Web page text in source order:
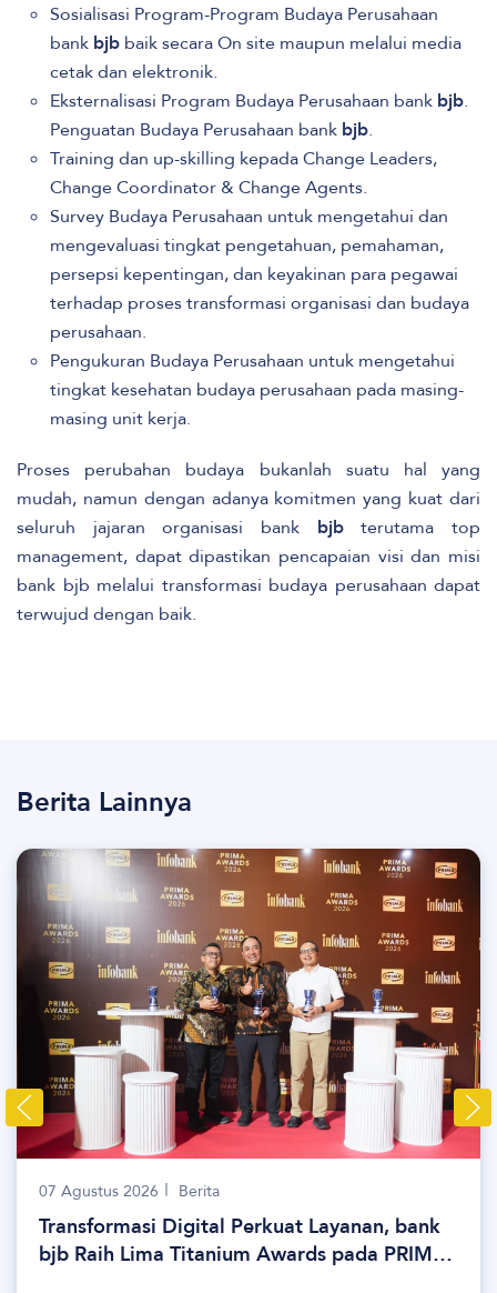
Sosialisasi Program-Program Budaya Perusahaan
bank bjb baik secara On site maupun melalui media
cetak dan elektronik.
Eksternalisasi Program Budaya Perusahaan bank bjb.
Penguatan Budaya Perusahaan bank bjb.
Training dan up-skilling kepada Change Leaders,
Change Coordinator & Change Agents.
Survey Budaya Perusahaan untuk mengetahui dan
mengevaluasi tingkat pengetahuan, pemahaman,
persepsi kepentingan, dan keyakinan para pegawai
terhadap proses transformasi organisasi dan budaya
perusahaan.
Pengukuran Budaya Perusahaan untuk mengetahui
tingkat kesehatan budaya perusahaan pada masing-
masing unit kerja.
Proses perubahan budaya bukanlah suatu hal yang
mudah, namun dengan adanya komitmen yang kuat dari
seluruh jajaran organisasi bank bjbterutama top
management, dapat dipastikan pencapaian visi dan misi
bank bjb melalui transformasi budaya perusahaan dapat
terwujud dengan baik.
Berita Lainnya
07 Agustus 2026 Berita
Transformasi Digital Perkuat Layanan, bank
bjb Raih Lima Titanium Awards pada PRIMA